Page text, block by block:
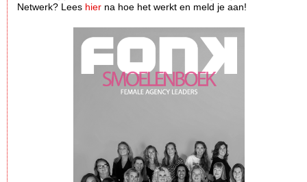
Netwerk? Lees hier na hoe het werkt en meld je aan!